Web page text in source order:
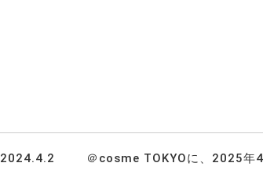
2024.4.2 ＠cosme TOKYOに、2025年